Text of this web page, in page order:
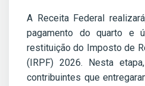
A Receita Federal
pagamento do quarto e
restituição do Imposto de
(IRPF) 2026. Nesta
contribuintes que